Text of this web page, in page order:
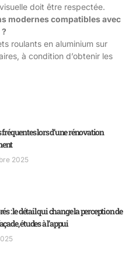
doit être respectée.
modernes compatibles avec
roulants en aluminium sur
à condition d’obtenir les
fréquentes lors d’une rénovation
2025
: le détail qui change la perception de
études à l’appui